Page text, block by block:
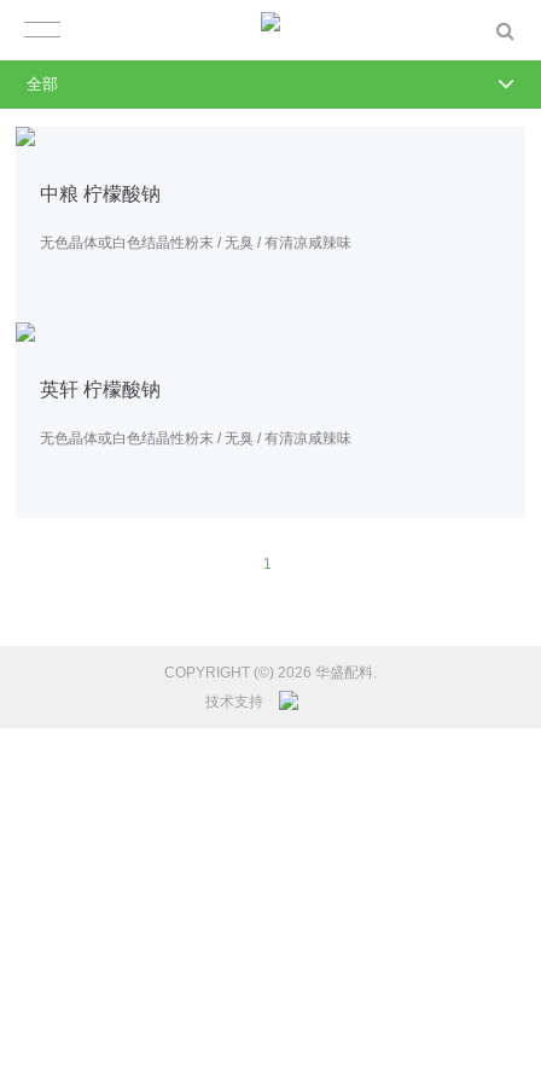
中粮 柠檬酸钠
无色晶体或白色结晶性粉末 / 无臭 / 有清凉咸辣味
英轩 柠檬酸钠
无色晶体或白色结晶性粉末 / 无臭 / 有清凉咸辣味
1
COPYRIGHT (©) 2026 华盛配料.
技术支持
全部